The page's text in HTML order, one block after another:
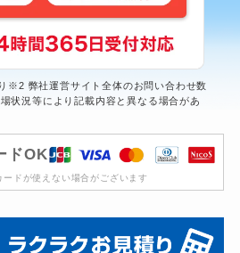
※2 弊社運営サイト全体のお問い合わせ数
状況等により記載内容と異なる場合があ
ドOK
ドが使えない場合がございます